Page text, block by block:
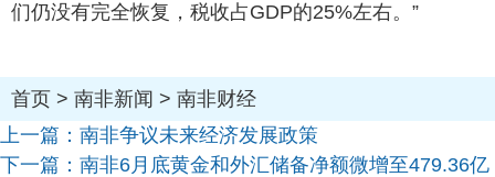
们仍没有完全恢复，税收占GDP的25%左右。”
首页 > 南非新闻 > 南非财经
上一篇： 南非争议未来经济发展政策
下一篇： 南非6月底黄金和外汇储备净额微增至479.36亿